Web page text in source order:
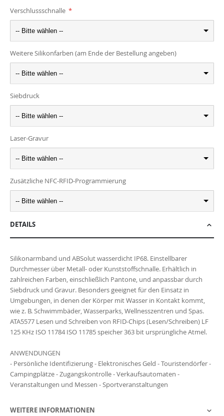
Verschlussschnalle
-- Bitte wählen --
Weitere Silikonfarben (am Ende der Bestellung angeben)
-- Bitte wählen --
Siebdruck
-- Bitte wählen --
Laser-Gravur
-- Bitte wählen --
Zusätzliche NFC-RFID-Programmierung
-- Bitte wählen --
DETAILS
Silikonarmband und ABSolut wasserdicht IP68. Einstellbarer
Durchmesser über Metall- oder Kunststoffschnalle. Erhältlich in
zahlreichen Farben, einschließlich Pantone, und anpassbar durch
Siebdruck und Gravur. Besonders geeignet für den Einsatz in
Umgebungen, in denen der Körper mit Wasser in Kontakt kommt,
wie z. B. Schwimmbäder, Wasserparks, Wellnesszentren und Spas.
ATA5577 Lesen und Schreiben von RFID-Chips (Lesen/Schreiben) LF
125 KHz ISO 11784 ISO 11785 speicher 363 bit ursprüngliche Atmel.
ANWENDUNGEN
- Persönliche Identifizierung - Elektronisches Geld - Touristendörfer -
Campingplätze - Zugangskontrolle - Verkaufsautomaten -
Veranstaltungen und Messen - Sportveranstaltungen
WEITERE INFORMATIONEN